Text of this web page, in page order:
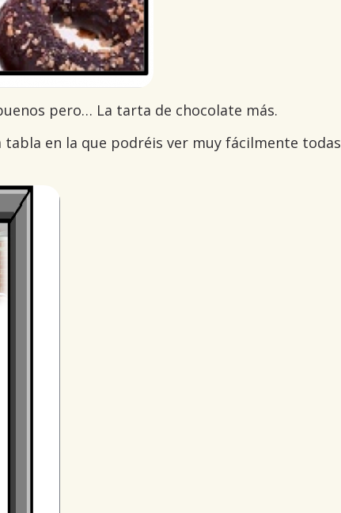
pero… La tarta de chocolate más.
en la que podréis ver muy fácilmente todas